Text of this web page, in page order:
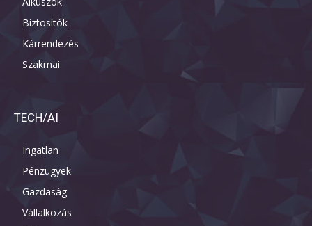
Biztosítók
Kárrendezés
Szakmai
TECH/AI
Ingatlan
Pénzügyek
Gazdaság
Vállalkozás